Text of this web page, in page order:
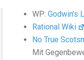
WP: Godwin’s
Rational Wiki
No True
Mit